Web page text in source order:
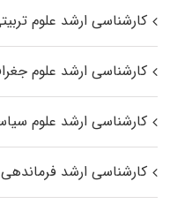
کارشناسی ارشد علوم
کارشناسی ارشد علوم
کارشناسی ارشد علوم
کارشناسی ارشد